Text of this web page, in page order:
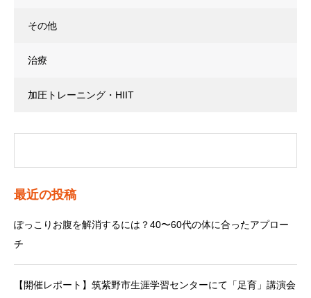
その他
治療
加圧トレーニング・HIIT
最近の投稿
ぽっこりお腹を解消するには？40〜60代の体に合ったアプロー
チ
【開催レポート】筑紫野市生涯学習センターにて「足育」講演会